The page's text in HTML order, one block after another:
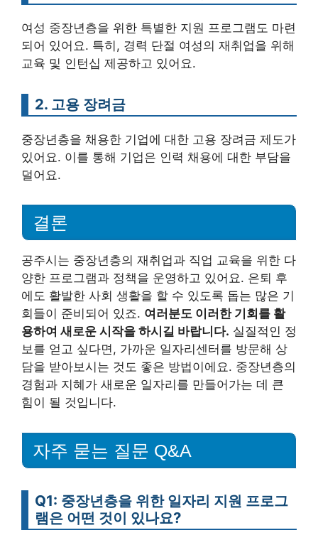
여성 중장년층을 위한 특별한 지원 프로그램도 마련
되어 있어요. 특히, 경력 단절 여성의 재취업을 위해
교육 및 인턴십 제공하고 있어요.
2. 고용 장려금
중장년층을 채용한 기업에 대한 고용 장려금 제도가
있어요. 이를 통해 기업은 인력 채용에 대한 부담을
덜어요.
결론
공주시는 중장년층의 재취업과 직업 교육을 위한 다
양한 프로그램과 정책을 운영하고 있어요. 은퇴 후
에도 활발한 사회 생활을 할 수 있도록 돕는 많은 기
회들이 준비되어 있죠. 여러분도 이러한 기회를 활
용하여 새로운 시작을 하시길 바랍니다. 실질적인 정
보를 얻고 싶다면, 가까운 일자리센터를 방문해 상
담을 받아보시는 것도 좋은 방법이에요. 중장년층의
경험과 지혜가 새로운 일자리를 만들어가는 데 큰
힘이 될 것입니다.
자주 묻는 질문 Q&A
Q1: 중장년층을 위한 일자리 지원 프로그
램은 어떤 것이 있나요?